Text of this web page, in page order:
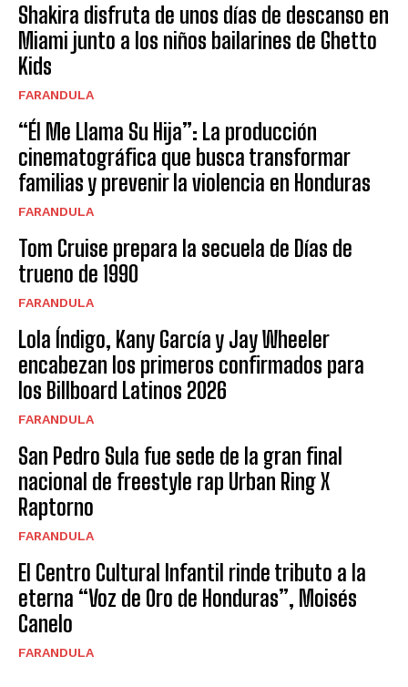
Shakira disfruta de unos días de descanso en
Miami junto a los niños bailarines de Ghetto
Kids
FARANDULA
“Él Me Llama Su Hija”: La producción
cinematográfica que busca transformar
familias y prevenir la violencia en Honduras
FARANDULA
Tom Cruise prepara la secuela de Días de
trueno de 1990
FARANDULA
Lola Índigo, Kany García y Jay Wheeler
encabezan los primeros confirmados para
los Billboard Latinos 2026
FARANDULA
San Pedro Sula fue sede de la gran final
nacional de freestyle rap Urban Ring X
Raptorno
FARANDULA
El Centro Cultural Infantil rinde tributo a la
eterna “Voz de Oro de Honduras”, Moisés
Canelo
FARANDULA